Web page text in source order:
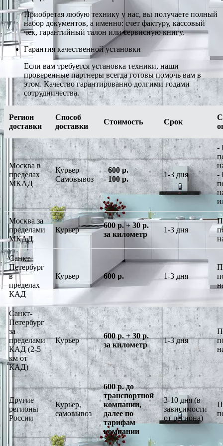
Приобретая любую технику у нас, вы получаете полный
набор документов, а именно: счет фактуру, кассовый
чек, гарантийный талон или сервисную книгу.
Гарантия качественной установки
Если вам требуется установка техники, наши
проверенные партнеры всегда готовы помочь вам в
этом. Качество гарантированно долгими годами
сотрудничества.
Регион
доставки
Способ
доставки
Стоимость Срок
Москва в
пределах
МКАД
Курьер
Самовывоз
-600 р.
-100 р.
1-3 дня
-
-
Москва за
пределами
МКАД
Курьер
600 р. + 30 р.
за километр
1-3 дня
Санкт-
Петербург
в
пределах
КАД
Курьер 600 р. 1-3 дня
Санкт-
Петербург
за
пределами
КАД (2-5
км от
КАД)
Курьер
600 р. + 30 р.
за километр
1-3 дня
Другие
регионы
России
Курьер,
самовывоз
600 р. до
транспортной
компании,
далее по
тарифам
компании
3-10 дня (в
зависимости
от региона)